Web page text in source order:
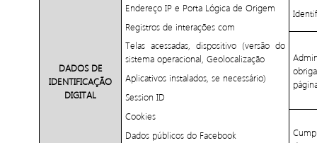
DADOS DE
IDENTIFICAÇÃO
DIGITAL
Endereço IP e Porta Lógica de Origem
Registros de interações com
Telas acessadas, dispositivo (versão do
sistema operacional, Geolocalização
Aplicativos instalados, se necessário)
Session ID
Cookies
Dados públicos do Facebook